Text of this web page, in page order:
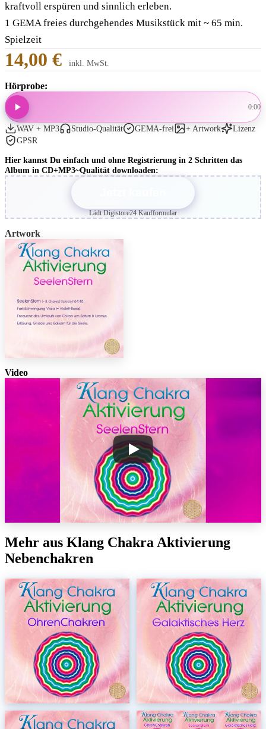
kraftvoll erspüren und sinnlich erleben.
1 GEMA freies durchgehendes Musikstück mit ~ 65 min.
Spielzeit
14,00 € inkl. MwSt.
Hörprobe:
0:00
WAV + MP3 Studio-Qualität GEMA-frei + Artwork
Lizenz
GPSR
Hier kannst Du einfach und ohne Registrierung in 2 Schritten das
Album in CD+MP3~Qualität downloaden:
Lädt Digistore24 Kaufformular
Artwork
Video
Mehr aus Klang Chakra Aktivierung
Nebenchakren